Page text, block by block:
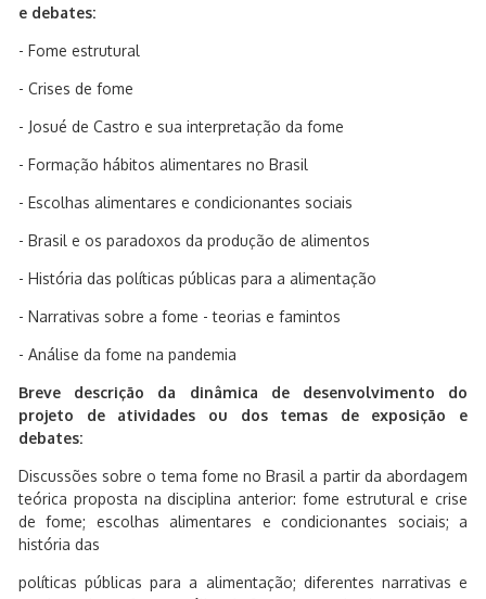
e debates:
- Fome estrutural
- Crises de fome
- Josué de Castro e sua interpretação da fome
- Formação hábitos alimentares no Brasil
- Escolhas alimentares e condicionantes sociais
- Brasil e os paradoxos da produção de alimentos
- História das políticas públicas para a alimentação
- Narrativas sobre a fome - teorias e famintos
- Análise da fome na pandemia
Breve descrição da dinâmica de desenvolvimento do
projeto de atividades ou dos temas de exposição e
debates:
Discussões sobre o tema fome no Brasil a partir da abordagem
teórica proposta na disciplina anterior: fome estrutural e crise
de fome; escolhas alimentares e condicionantes sociais; a
história das
políticas públicas para a alimentação; diferentes narrativas e